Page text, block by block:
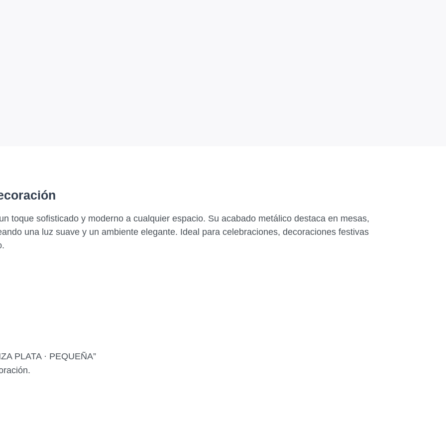
toque sofisticado y moderno a cualquier espacio. Su acabado metálico destaca en mesas,
una luz suave y un ambiente elegante. Ideal para celebraciones, decoraciones festivas
PLATA · PEQUEÑA”